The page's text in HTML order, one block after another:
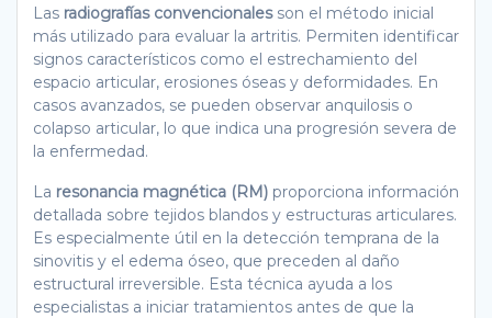
Las radiografías convencionalesson el método inicial
más utilizado para evaluar la artritis. Permiten identificar
signos característicos como el estrechamiento del
espacio articular, erosiones óseas y deformidades. En
casos avanzados, se pueden observar anquilosis o
colapso articular, lo que indica una progresión severa de
la enfermedad.
La resonancia magnética (RM) proporciona información
detallada sobre tejidos blandos y estructuras articulares.
Es especialmente útil en la detección temprana de la
sinovitis y el edema óseo, que preceden al daño
estructural irreversible. Esta técnica ayuda a los
especialistas a iniciar tratamientos antes de que la